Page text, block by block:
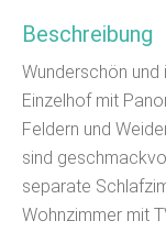
Beschreibung
Wunderschön
Einzelhof mit
Feldern und
sind
separate
Wohnzimmer mit